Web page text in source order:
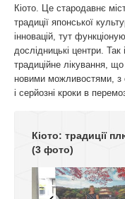
Кіото. Це стародавнє
традиції японської
інновацій, тут
дослідницькі центри.
традиційне лікування,
новими можливостями, з
і серйозні кроки в
Кіото: традиції
(3 фото)